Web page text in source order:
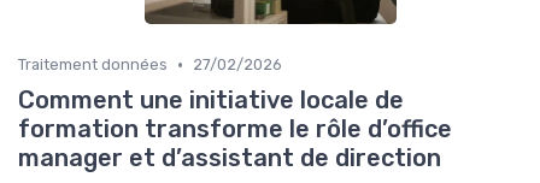
Traitement données • 27/02/2026
Comment une initiative locale de
formation transforme le rôle d’office
manager et d’assistant de direction